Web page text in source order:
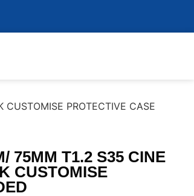
PROTECTIVE CASE
75MM T1.2 S35 CINE
CUSTOMISE